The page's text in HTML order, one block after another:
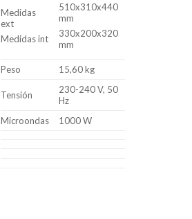
Medidas
ext
Medidas int
510x310x440
mm
330x200x320
mm
Peso 15,60 kg
Tensión
230-240 V, 50
Hz
Microondas
1000 W